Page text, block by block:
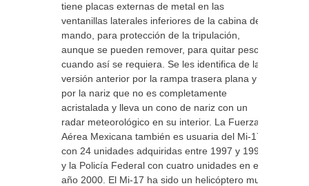
tiene placas externas de metal en las
ventanillas laterales inferiores de la cabina de
mando, para protección de la tripulación,
aunque se pueden remover, para quitar peso
cuando así se requiera. Se les identifica de la
versión anterior por la rampa trasera plana y
por la nariz que no es completamente
acristalada y lleva un cono de nariz con un
radar meteorológico en su interior. La Fuerza
Aérea Mexicana también es usuaria del Mi-17
con 24 unidades adquiridas entre 1997 y 1999
y la Policía Federal con cuatro unidades en el
año 2000. El Mi-17 ha sido un helicóptero muy